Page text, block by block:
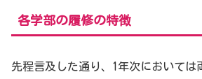
各学部の履修の特徴
先程言及した通り、1年次においては